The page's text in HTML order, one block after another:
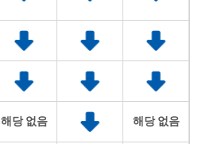
해당 없음 해당 없음